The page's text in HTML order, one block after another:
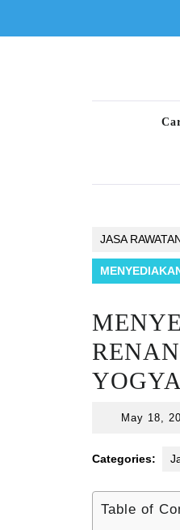
JASA
May 18,
Categories:
Table of